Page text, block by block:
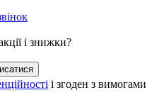
і знижки?
і згоден з вимогами